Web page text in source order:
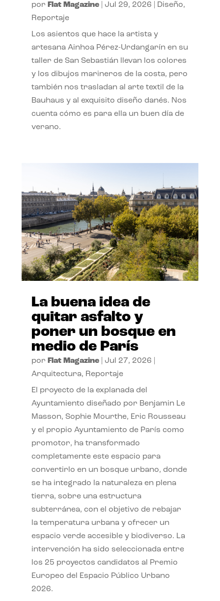
por Flat Magazine| Jul 29, 2026 Diseño,
Reportaje
Los asientos que hace la artista y
artesana Ainhoa Pérez-Urdangarín en su
taller de San Sebastián llevan los colores
y los dibujos marineros de la costa, pero
también nos trasladan al arte textil de la
Bauhaus y al exquisito diseño danés. Nos
cuenta cómo es para ella un buen día de
verano.
La buena idea de
quitar asfalto y
poner un bosque en
medio de París
por Flat Magazine| Jul 27, 2026
Arquitectura, Reportaje
El proyecto de la explanada del
Ayuntamiento diseñado por Benjamin Le
Masson, Sophie Mourthe, Eric Rousseau
y el propio Ayuntamiento de París como
promotor, ha transformado
completamente este espacio para
convertirlo en un bosque urbano, donde
se ha integrado la naturaleza en plena
tierra, sobre una estructura
subterránea, con el objetivo de rebajar
la temperatura urbana y ofrecer un
espacio verde accesible y biodiverso. La
intervención ha sido seleccionada entre
los 25 proyectos candidatos al Premio
Europeo del Espacio Público Urbano
2026.